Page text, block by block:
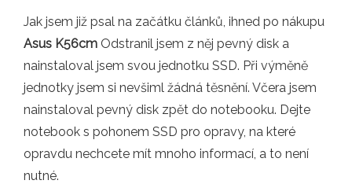
Jak jsem již psal na začátku článků, ihned po nákupu
Asus K56cm Odstranil jsem z něj pevný disk a
nainstaloval jsem svou jednotku SSD. Při výměně
jednotky jsem si nevšiml žádná těsnění. Včera jsem
nainstaloval pevný disk zpět do notebooku. Dejte
notebook s pohonem SSD pro opravy, na které
opravdu nechcete mít mnoho informací, a to není
nutné.